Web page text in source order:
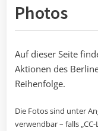
Photos
Auf dieser Seite
Aktionen des
Reihenfolge.
Die Fotos sind unter
verwendbar – falls